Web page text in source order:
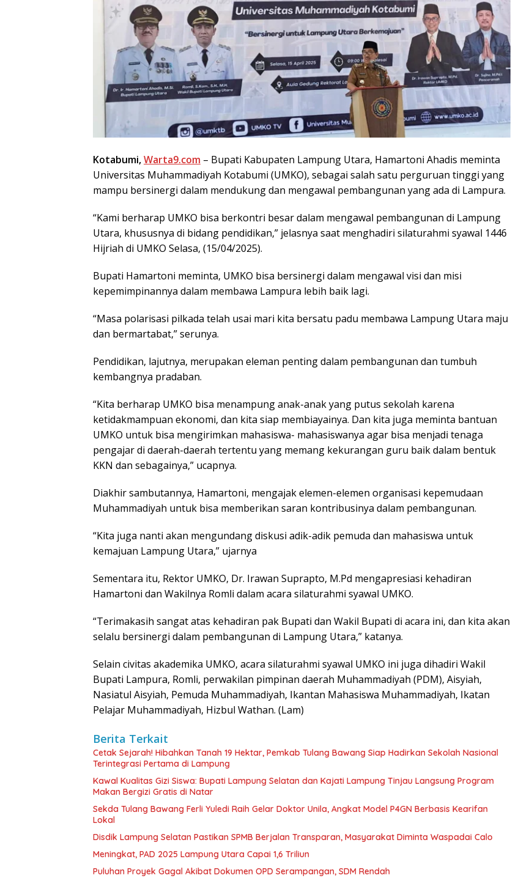
Kotabumi,Warta9.com – Bupati Kabupaten Lampung Utara, Hamartoni Ahadis meminta
Universitas Muhammadiyah Kotabumi (UMKO), sebagai salah satu perguruan tinggi yang
mampu bersinergi dalam mendukung dan mengawal pembangunan yang ada di Lampura.
“Kami berharap UMKO bisa berkontri besar dalam mengawal pembangunan di Lampung
Utara, khususnya di bidang pendidikan,” jelasnya saat menghadiri silaturahmi syawal 1446
Hijriah di UMKO Selasa, (15/04/2025).
Bupati Hamartoni meminta, UMKO bisa bersinergi dalam mengawal visi dan misi
kepemimpinannya dalam membawa Lampura lebih baik lagi.
“Masa polarisasi pilkada telah usai mari kita bersatu padu membawa Lampung Utara maju
dan bermartabat,” serunya.
Pendidikan, lajutnya, merupakan eleman penting dalam pembangunan dan tumbuh
kembangnya pradaban.
“Kita berharap UMKO bisa menampung anak-anak yang putus sekolah karena
ketidakmampuan ekonomi, dan kita siap membiayainya. Dan kita juga meminta bantuan
UMKO untuk bisa mengirimkan mahasiswa- mahasiswanya agar bisa menjadi tenaga
pengajar di daerah-daerah tertentu yang memang kekurangan guru baik dalam bentuk
KKN dan sebagainya,” ucapnya.
Diakhir sambutannya, Hamartoni, mengajak elemen-elemen organisasi kepemudaan
Muhammadiyah untuk bisa memberikan saran kontribusinya dalam pembangunan.
“Kita juga nanti akan mengundang diskusi adik-adik pemuda dan mahasiswa untuk
kemajuan Lampung Utara,” ujarnya
Sementara itu, Rektor UMKO, Dr. Irawan Suprapto, M.Pd mengapresiasi kehadiran
Hamartoni dan Wakilnya Romli dalam acara silaturahmi syawal UMKO.
“Terimakasih sangat atas kehadiran pak Bupati dan Wakil Bupati di acara ini, dan kita akan
selalu bersinergi dalam pembangunan di Lampung Utara,” katanya.
Selain civitas akademika UMKO, acara silaturahmi syawal UMKO ini juga dihadiri Wakil
Bupati Lampura, Romli, perwakilan pimpinan daerah Muhammadiyah (PDM), Aisyiah,
Nasiatul Aisyiah, Pemuda Muhammadiyah, Ikantan Mahasiswa Muhammadiyah, Ikatan
Pelajar Muhammadiyah, Hizbul Wathan. (Lam)
Berita Terkait
Cetak Sejarah! Hibahkan Tanah 19 Hektar, Pemkab Tulang Bawang Siap Hadirkan Sekolah Nasional
Terintegrasi Pertama di Lampung
Kawal Kualitas Gizi Siswa: Bupati Lampung Selatan dan Kajati Lampung Tinjau Langsung Program
Makan Bergizi Gratis di Natar
Sekda Tulang Bawang Ferli Yuledi Raih Gelar Doktor Unila, Angkat Model P4GN Berbasis Kearifan
Lokal
Disdik Lampung Selatan Pastikan SPMB Berjalan Transparan, Masyarakat Diminta Waspadai Calo
Meningkat, PAD 2025 Lampung Utara Capai 1,6 Triliun
Puluhan Proyek Gagal Akibat Dokumen OPD Serampangan, SDM Rendah